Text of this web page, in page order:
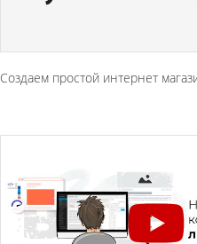
Создаем простой интернет